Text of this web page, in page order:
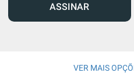
ASSINAR
VER MAIS